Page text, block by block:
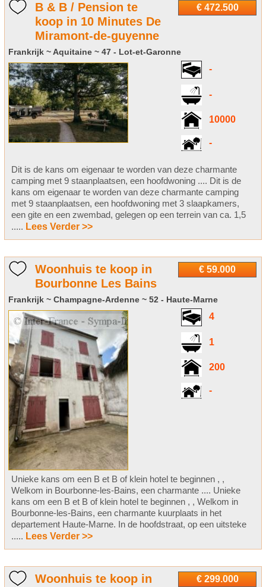
€ 472.500
B & B / Pension te
koop in 10 Minutes De
Miramont-de-guyenne
Frankrijk ~ Aquitaine ~ 47 - Lot-et-Garonne
-
-
10000
-
Dit is de kans om eigenaar te worden van deze charmante
camping met 9 staanplaatsen, een hoofdwoning .... Dit is de
kans om eigenaar te worden van deze charmante camping
met 9 staanplaatsen, een hoofdwoning met 3 slaapkamers,
een gite en een zwembad, gelegen op een terrein van ca. 1,5
..... Lees Verder >>
€ 59.000
Woonhuis te koop in
Bourbonne Les Bains
Frankrijk ~ Champagne-Ardenne ~ 52 - Haute-Marne
4
1
200
-
Unieke kans om een B et B of klein hotel te beginnen , ,
Welkom in Bourbonne-les-Bains, een charmante .... Unieke
kans om een B et B of klein hotel te beginnen , , Welkom in
Bourbonne-les-Bains, een charmante kuurplaats in het
departement Haute-Marne. In de hoofdstraat, op een uitsteke
..... Lees Verder >>
€ 299.000
Woonhuis te koop in